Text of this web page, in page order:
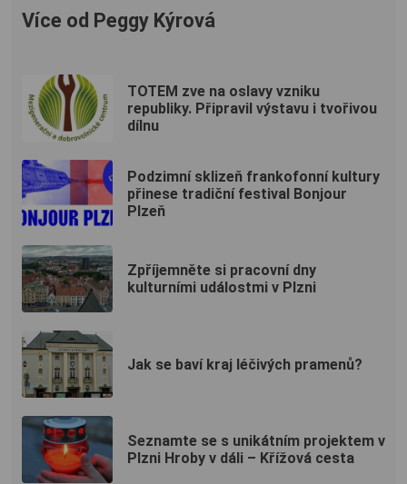
Více od Peggy Kýrová
TOTEM zve na oslavy vzniku
republiky. Připravil výstavu i tvořivou
dílnu
Podzimní sklizeň frankofonní kultury
přinese tradiční festival Bonjour
Plzeň
Zpříjemněte si pracovní dny
kulturními událostmi v Plzni
Jak se baví kraj léčivých pramenů?
Seznamte se s unikátním projektem v
Plzni Hroby v dáli – Křížová cesta